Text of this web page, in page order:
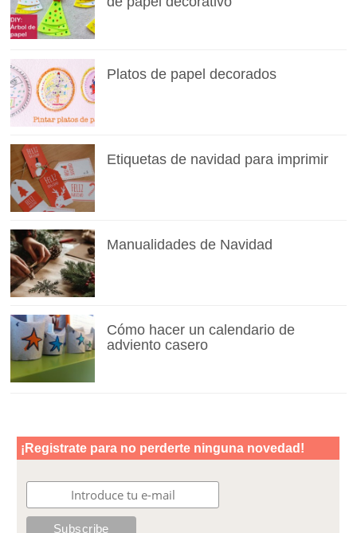
Platos de papel decorados
Etiquetas de navidad para imprimir
Manualidades de Navidad
Cómo hacer un calendario de
adviento casero